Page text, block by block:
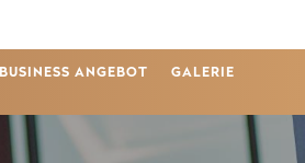
BUSINESS ANGEBOT
GALERIE